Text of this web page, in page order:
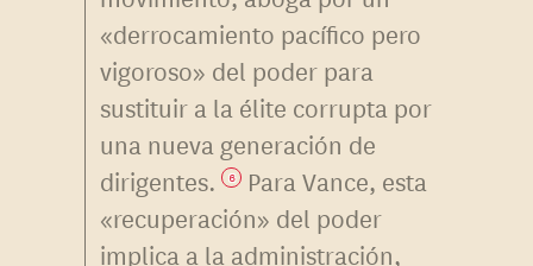
«derrocamiento pacífico pero
vigoroso» del poder para
sustituir a la élite corrupta por
una nueva generación de
dirigentes. 6
Para Vance, esta
«recuperación» del poder
implica a la administración,